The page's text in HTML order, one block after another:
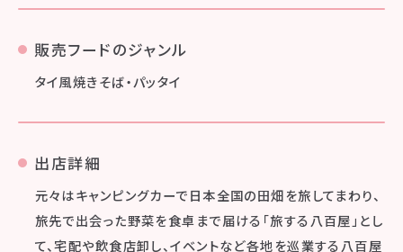
販売フードのジャンル
タイ風焼きそば・パッタイ
出店詳細
元々はキャンピングカーで日本全国の田畑を旅してまわり、
旅先で出会った野菜を食卓まで届ける「旅する八百屋」とし
て、宅配や飲食店卸し、イベントなど各地を巡業する八百屋